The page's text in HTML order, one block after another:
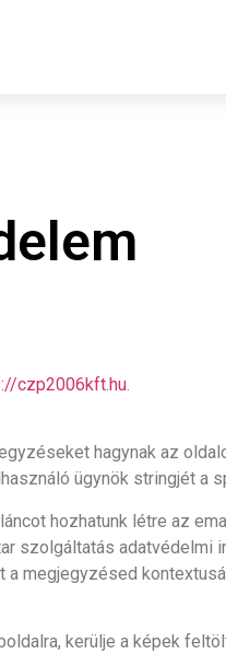
czp2006kft.hu.
hagynak az
ügynök stringjét a
hozhatunk létre az
szolgáltatás adatvédelmi
megjegyzésed
kerülje a képek